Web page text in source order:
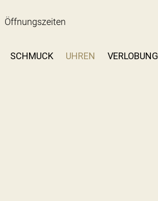
Öffnungszeiten
SCHMUCK UHREN VERLOBUNG